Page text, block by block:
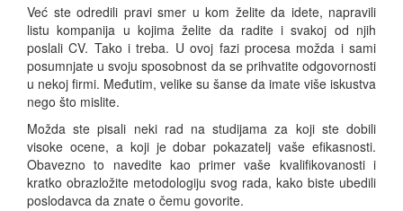
Već ste odredili pravi smer u kom želite da idete, napravili
listu kompanija u kojima želite da radite i svakoj od njih
poslali CV. Tako i treba. U ovoj fazi procesa možda i sami
posumnjate u svoju sposobnost da se prihvatite odgovornosti
u nekoj firmi. Međutim, velike su šanse da imate više iskustva
nego što mislite.
Možda ste pisali neki rad na studijama za koji ste dobili
visoke ocene, a koji je dobar pokazatelj vaše efikasnosti.
Obavezno to navedite kao primer vaše kvalifikovanosti i
kratko obrazložite metodologiju svog rada, kako biste ubedili
poslodavca da znate o čemu govorite.